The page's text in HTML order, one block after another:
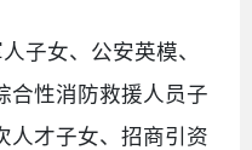
子女、公安英模、
合性消防救援人员子
人才子女、招商引资